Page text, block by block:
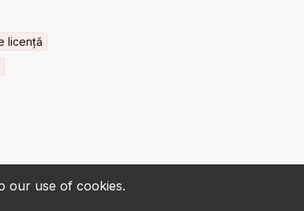
our use of cookies.
licență